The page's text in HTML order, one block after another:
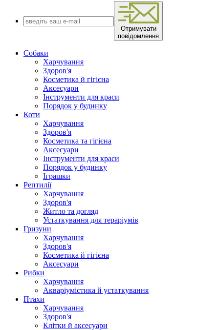
Отримувати
повідомлення
Собаки
Харчування
Здоров'я
Косметика й гігієна
Аксесуари
Інструменти для краси
Порядок у будинку
Коти
Харчування
Здоров'я
Косметика та гігієна
Аксесуари
Інструменти для краси
Порядок у будинку
Іграшки
Рептилії
Харчування
Здоров'я
Житло та догляд
Устаткування для тераріумів
Гризуни
Харчування
Здоров'я
Косметика й гігієна
Аксесуари
Рибки
Харчування
Акваріумістика й устаткування
Птахи
Харчування
Здоров'я
Клітки й аксесуари